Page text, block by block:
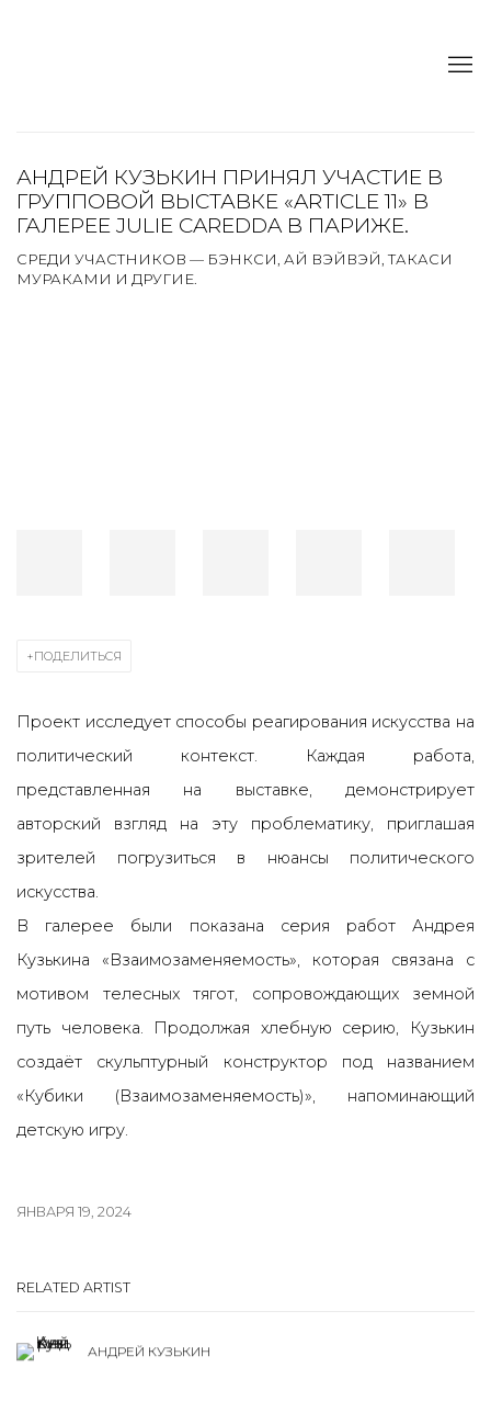
АНДРЕЙ КУЗЬКИН ПРИНЯЛ УЧАСТИЕ В
ГРУППОВОЙ ВЫСТАВКЕ «ARTICLE 11» В
ГАЛЕРЕЕ JULIE CAREDDA В ПАРИЖЕ.
СРЕДИ УЧАСТНИКОВ — БЭНКСИ, АЙ ВЭЙВЭЙ, ТАКАСИ
МУРАКАМИ И ДРУГИЕ.
ПОДЕЛИТЬСЯ
Проект исследует способы реагирования искусства на
политический контекст. Каждая работа,
представленная на выставке, демонстрирует
авторский взгляд на эту проблематику, приглашая
зрителей погрузиться в нюансы политического
искусства.
В галерее были показана серия работ Андрея
Кузькина «Взаимозаменяемость», которая связана с
мотивом телесных тягот, сопровождающих земной
путь человека. Продолжая хлебную серию, Кузькин
создаёт скульптурный конструктор под названием
«Кубики (Взаимозаменяемость)», напоминающий
детскую игру.
ЯНВАРЯ 19, 2024
RELATED ARTIST
АНДРЕЙ КУЗЬКИН